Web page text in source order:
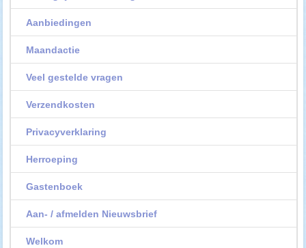
Aanbiedingen
Maandactie
Veel gestelde vragen
Verzendkosten
Privacyverklaring
Herroeping
Gastenboek
Aan- / afmelden Nieuwsbrief
Welkom